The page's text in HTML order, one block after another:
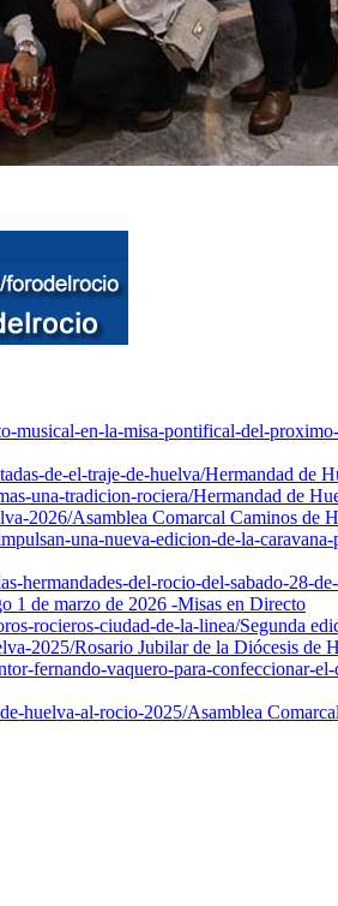
musical-en-la-misa-pontifical-del-
de-el-traje-de-huelva/Hermandad de
una-tradicion-rociera/Hermandad de
2026/Asamblea Comarcal Caminos de
una-nueva-edicion-de-la-
hermandades-del-rocio-del-sabado-28-
1 de marzo de 2026 -Misas en Directo
rocieros-ciudad-de-la-linea/Segunda
2025/Rosario Jubilar de la Diócesis de
fernando-vaquero-para-confeccionar-
huelva-al-rocio-2025/Asamblea